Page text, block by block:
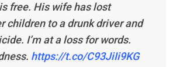
free. His wife has lost
children to a drunk driver and
I’m at a loss for words.
https://t.co/C93JiIi9KG